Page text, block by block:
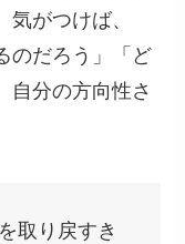
がつけば、
のだろう」「ど
自分の方向性さ
取り戻すき